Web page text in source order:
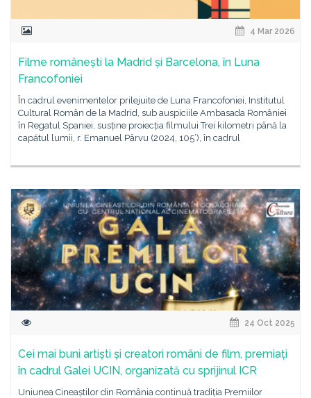
4 Mar 2026
Filme românești la Madrid și Barcelona, în Luna
Francofoniei
În cadrul evenimentelor prilejuite de Luna Francofoniei, Institutul
Cultural Român de la Madrid, sub auspiciile Ambasada României
în Regatul Spaniei, susține proiecția filmului Trei kilometri până la
capătul lumii, r. Emanuel Pârvu (2024, 105’), în cadrul
24 Oct 2025
Cei mai buni artiști și creatori români de film, premiați
în cadrul Galei UCIN, organizată cu sprijinul ICR
Uniunea Cineaștilor din România continuă tradiția Premiilor